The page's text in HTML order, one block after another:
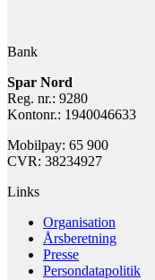
Bank
Spar Nord
Reg. nr.: 9280
Kontonr.: 1940046633
Mobilpay: 65 900
CVR: 38234927
Links
Organisation
Årsberetning
Presse
Persondatapolitik